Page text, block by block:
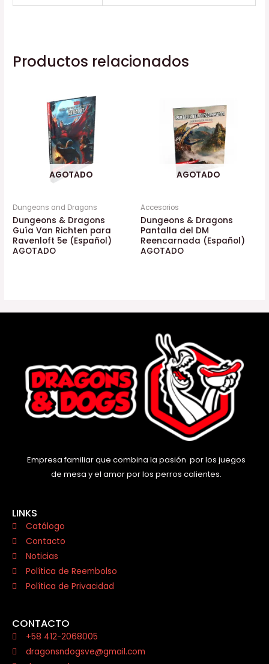
Productos relacionados
AGOTADO
Dungeons and Dragons
Dungeons & Dragons
Guía Van Richten para
Ravenloft 5e (Español)
AGOTADO
AGOTADO
Accesorios
Dungeons & Dragons
Pantalla del DM
Reencarnada (Español)
AGOTADO
Empresa familiar que combina la pasión por los juegos
de mesa y el amor por los perros calientes.
LINKS
Catálogo
Contacto
Noticias
Política de Reembolso
Política de Privacidad
CONTACTO
+58 412-2068005
dragonsndogsve@gmail.com